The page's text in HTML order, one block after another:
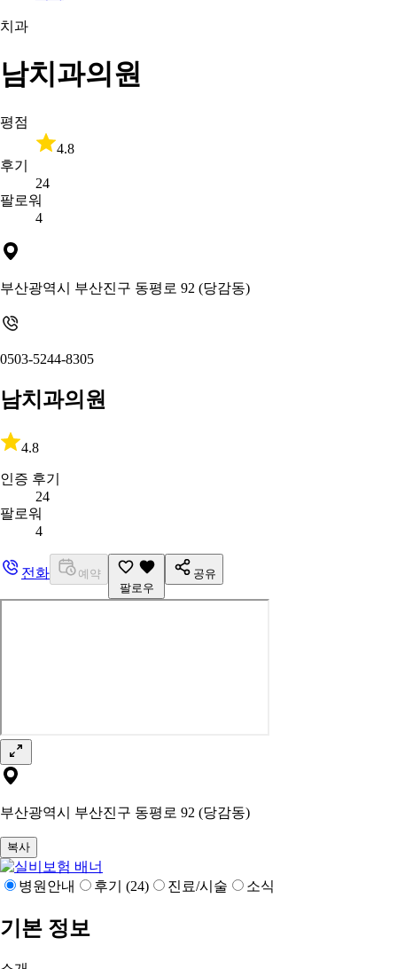
치과
남치과의원
평점
4.8
후기
24
팔로워
4
부산광역시 부산진구 동평로 92 (당감동)
0503-5244-8305
남치과의원
4.8
인증 후기
24
팔로워
4
전화
예약
팔로우
공유
부산광역시 부산진구 동평로 92 (당감동)
복사
병원안내 후기 (24) 진료/시술 소식
기본 정보